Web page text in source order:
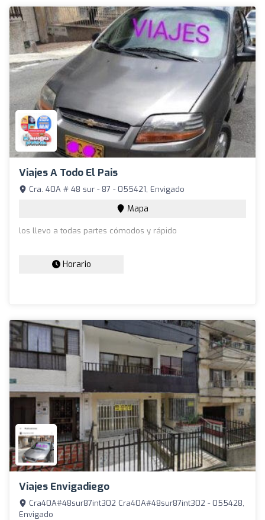
Viajes A Todo El Pais
Cra. 40A # 48 sur - 87 - 055421, Envigado
Mapa
los llevo a todas partes cómodos y rápido
Horario
Viajes Envigadiego
Cra40A#48sur87int302 Cra40A#48sur87int302 - 055428,
Envigado